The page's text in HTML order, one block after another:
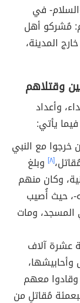
في
مُشركو أهل
المدينة،
وقتلاهم
وأعداد
يأتي:
خرجوا مع النبي
[٨] وبلغ
وكان منهم
، حيث أُصيب
ومات
عشرة آلاف
معهم
مُقاتلٍ من